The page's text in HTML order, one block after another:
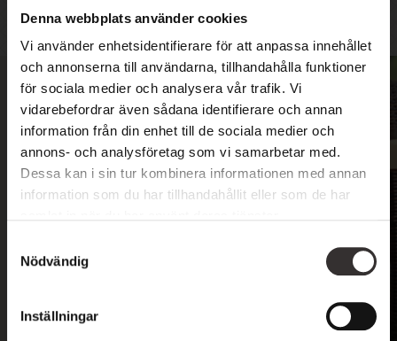
Denna webbplats använder cookies
Vi använder enhetsidentifierare för att anpassa innehållet
och annonserna till användarna, tillhandahålla funktioner
för sociala medier och analysera vår trafik. Vi
vidarebefordrar även sådana identifierare och annan
information från din enhet till de sociala medier och
annons- och analysföretag som vi samarbetar med.
Dessa kan i sin tur kombinera informationen med annan
information som du har tillhandahållit eller som de har
Nödvändig
Inställningar